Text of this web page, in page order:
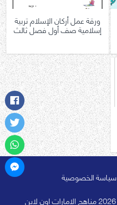
ورقة عمل أركان الإسلام تربية
إسلامية صف أول فصل ثالث
سياسة الخصوصية